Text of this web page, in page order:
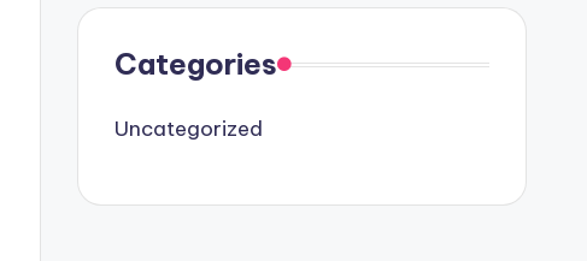
Categories
Uncategorized